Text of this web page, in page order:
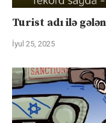
Turist adı ilə
İyul 25, 2025